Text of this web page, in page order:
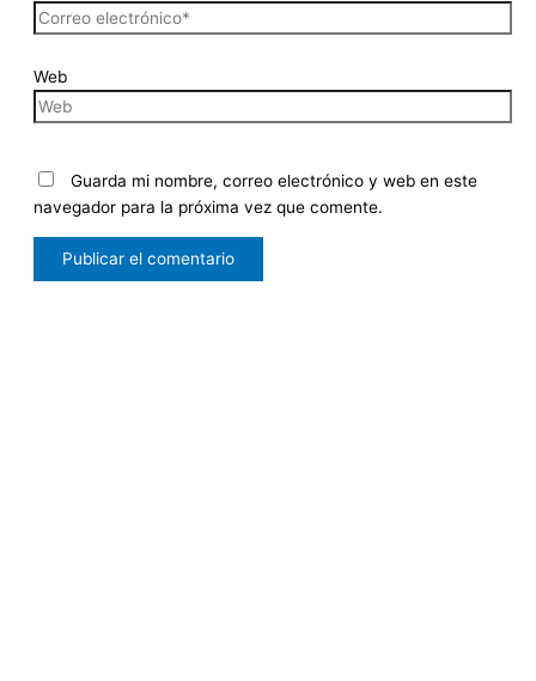
Web
Guarda mi nombre, correo electrónico y web en este
navegador para la próxima vez que comente.